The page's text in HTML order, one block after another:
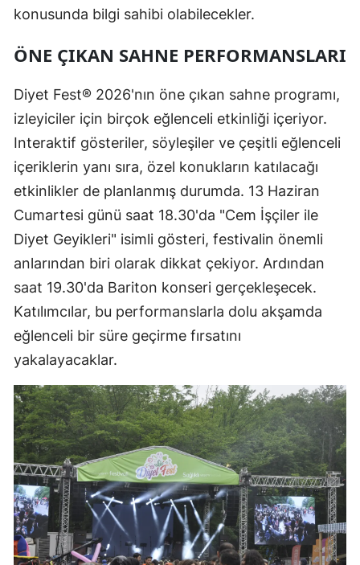
konusunda bilgi sahibi olabilecekler.
ÖNE ÇIKAN SAHNE PERFORMANSLARI
Diyet Fest® 2026'nın öne çıkan sahne programı,
izleyiciler için birçok eğlenceli etkinliği içeriyor.
Interaktif gösteriler, söyleşiler ve çeşitli eğlenceli
içeriklerin yanı sıra, özel konukların katılacağı
etkinlikler de planlanmış durumda. 13 Haziran
Cumartesi günü saat 18.30'da "Cem İşçiler ile
Diyet Geyikleri" isimli gösteri, festivalin önemli
anlarından biri olarak dikkat çekiyor. Ardından
saat 19.30'da Bariton konseri gerçekleşecek.
Katılımcılar, bu performanslarla dolu akşamda
eğlenceli bir süre geçirme fırsatını
yakalayacaklar.